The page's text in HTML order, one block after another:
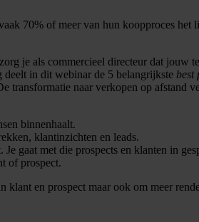
70% of meer van hun koopproces het
je als commercieel directeur dat jouw
deelt in dit webinar de 5 belangrijkste best
transformatie naar verkopen op afstand
binnenhaalt.
klantinzichten en leads.
gaat met die prospects en klanten in
of prospect.
en prospect maar ook om meer